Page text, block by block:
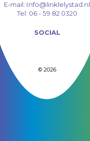
E-mail: Info@linklelystad.nl
Tel: 06 - 59 82 0320
SOCIAL
© 2026